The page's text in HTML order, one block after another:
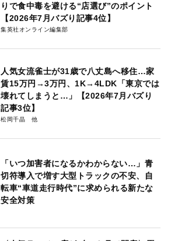
りで食中毒を避ける“店選び”のポイント
【2026年7月バズり記事4位】
集英社オンライン編集部
人気女流雀士が31歳で八丈島へ移住…家
賃15万円→3万円、1K→4LDK「東京では
壊れてしまうと…」【2026年7月バズり
記事3位】
松岡千晶
「いつ加害者になるかわからない…」青
切符導入で増す大型トラックの不安、自
転車“車道走行時代”に求められる新たな
安全対策